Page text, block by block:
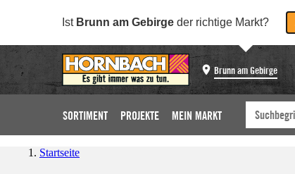
Ist Brunn am Gebirge der richtige Markt?
Brunn am Gebirge
SORTIMENT PROJEKTE MEIN MARKT
Startseite